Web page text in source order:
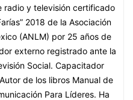
radio y televisión certificado
2018 de la Asociación
(ANLM) por 25 años de
externo registrado ante la
Social. Capacitador
de los libros Manual de
Para Líderes. Ha